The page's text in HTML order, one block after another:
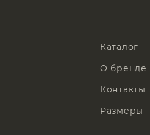
Каталог
О бренде
Контакты
Размеры